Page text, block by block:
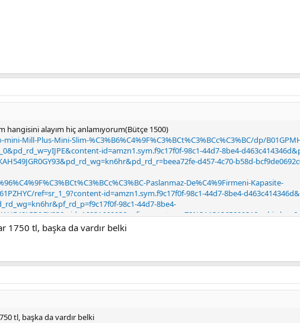
hangisini alayım hiç anlamıyorum(Bütçe 1500)
Mill-Plus-Mini-Slim-%C3%B6%C4%9F%C3%BCt%C3%BCc%C3%BC/dp/
id=amzn1.sym.f9c17f0f-98c1-44d7-8be4-
d457-4c70-b58d-
Paslanmaz-De%C4%9Firmeni-Kapasite-
ref=sr_1_9?content-id=amzn1.sym.f9c17f0f-98c1-44d7-8be4-
98c1-44d7-8be4-
plus arasında kaldım
versin içerken kahve içtiğimi anlayayım yeter zaten hangisi indirimdeyse onu
1750 tl, başka da vardır belki
tl, başka da vardır belki